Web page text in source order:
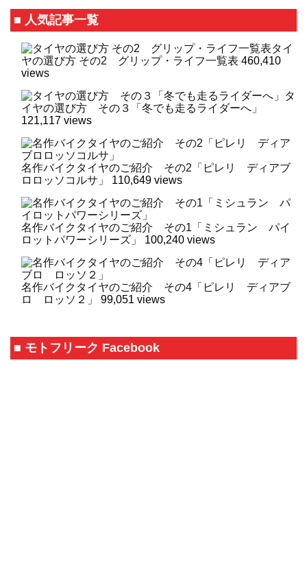
■ 人気記事一覧
タイ
ヤの選び方 その2 グリップ・ライフ一覧表 460,410
views
タ
イヤの選び方 その３「冬でも走るライダーへ」
121,117 views
名作バイクタイヤのご紹介 その2「ピレリ ディアブ
ロロッソコルサ」
110,649 views
名作バイクタイヤのご紹介 その1「ミシュラン パイ
ロットパワーシリーズ」
100,240 views
名作バイクタイヤのご紹介 その4「ピレリ ディアブ
ロ ロッソ２」
99,051 views
■ モトフリーク Facebook